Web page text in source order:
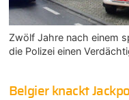
Zwölf Jahre nach einem
die Polizei einen
Belgier knackt